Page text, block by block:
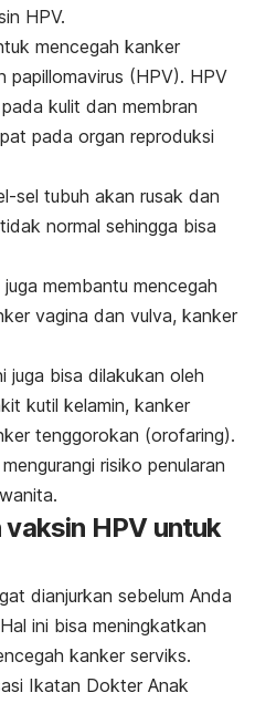
HPV.
mencegah kanker
papillomavirus (HPV). HPV
kulit dan membran
pada organ reproduksi
sel tubuh akan rusak dan
normal sehingga bisa
juga membantu mencegah
vagina dan vulva, kanker
juga bisa dilakukan oleh
kutil kelamin, kanker
tenggorokan (orofaring).
risiko penularan
HPV untuk
dianjurkan sebelum Anda
ini bisa meningkatkan
kanker serviks.
Ikatan Dokter Anak